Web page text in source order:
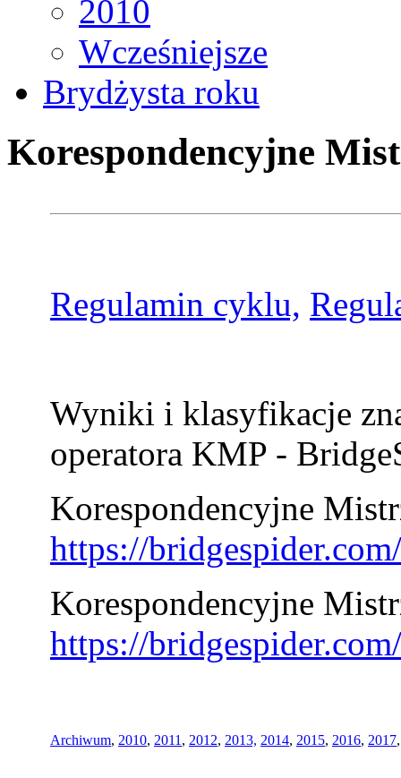
2010
Wcześniejsze
Brydżysta roku
Korespondencyjne
Regulamin cyklu,
Wyniki i klasyfikacje
operatora KMP -
Korespondencyjne
https://
Korespondencyjne
https://
Archiwum, 2010, 2011 , 2012, 2013, 2014, 2015, 2016, 2017